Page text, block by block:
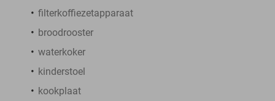
filterkoffiezetapparaat
broodrooster
waterkoker
kinderstoel
kookplaat